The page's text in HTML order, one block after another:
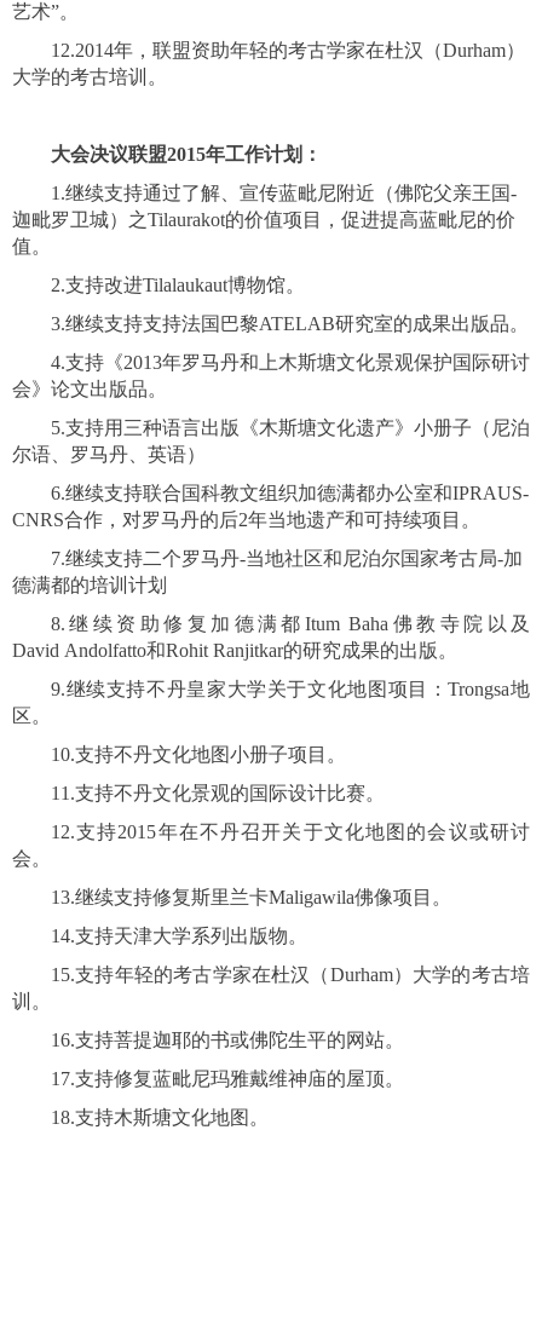
艺术”。
12.2014年，联盟资助年轻的考古学家在杜汉（Durham）
大学的考古培训。
大会决议联盟2015年工作计划：
1.继续支持通过了解、宣传蓝毗尼附近（佛陀父亲王国-
迦毗罗卫城）之Tilaurakot的价值项目，促进提高蓝毗尼的价
值。
2.支持改进Tilalaukaut博物馆。
3.继续支持支持法国巴黎ATELAB研究室的成果出版品。
4.支持《2013年罗马丹和上木斯塘文化景观保护国际研讨
会》论文出版品。
5.支持用三种语言出版《木斯塘文化遗产》小册子（尼泊
尔语、罗马丹、英语）
6.继续支持联合国科教文组织加德满都办公室和IPRAUS-
CNRS合作，对罗马丹的后2年当地遗产和可持续项目。
7.继续支持二个罗马丹-当地社区和尼泊尔国家考古局-加
德满都的培训计划
8.继续资助修复加德满都Itum Baha佛教寺院以及
David Andolfatto和Rohit Ranjitkar的研究成果的出版。
9.继续支持不丹皇家大学关于文化地图项目：Trongsa地
区。
10.支持不丹文化地图小册子项目。
11.支持不丹文化景观的国际设计比赛。
12.支持2015年在不丹召开关于文化地图的会议或研讨
会。
13.继续支持修复斯里兰卡Maligawila佛像项目。
14.支持天津大学系列出版物。
15.支持年轻的考古学家在杜汉（Durham）大学的考古培
训。
16.支持菩提迦耶的书或佛陀生平的网站。
17.支持修复蓝毗尼玛雅戴维神庙的屋顶。
18.支持木斯塘文化地图。